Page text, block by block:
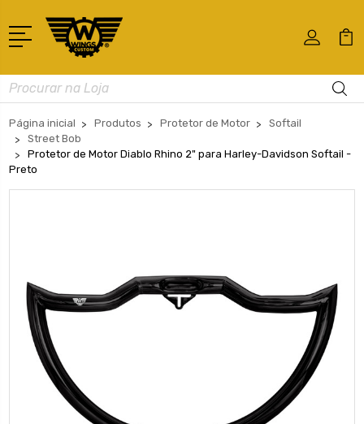
Busca
Página inicial Produtos Protetor de Motor
Softail
Street Bob
Protetor de Motor Diablo Rhino 2" para Harley-Davidson Softail -
Preto